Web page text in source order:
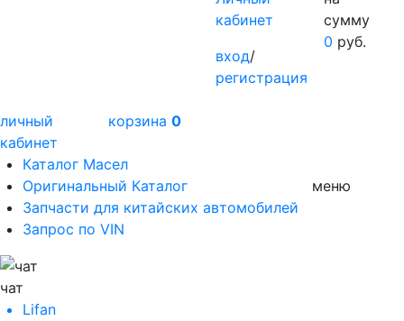
кабинет
вход/
регистрация
сумму
0 руб.
личный
кабинет
корзина 0
Каталог Масел
Оригинальный Каталог
Запчасти для китайских автомобилей
Запрос по VIN
меню
чат
Lifan